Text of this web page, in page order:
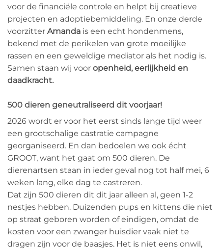
voor de financiële controle en helpt bij creatieve
projecten en adoptiebemiddeling. En onze derde
voorzitter Amanda is een echt hondenmens,
bekend met de perikelen van grote moeilijke
rassen en een geweldige mediator als het nodig is.
Samen staan wij voor openheid, eerlijkheid en
daadkracht.
500 dieren geneutraliseerd dit voorjaar!
2026 wordt er voor het eerst sinds lange tijd weer
een grootschalige castratie campagne
georganiseerd. En dan bedoelen we ook écht
GROOT, want het gaat om 500 dieren. De
dierenartsen staan in ieder geval nog tot half mei, 6
weken lang, elke dag te castreren.
Dat zijn 500 dieren dit dit jaar alleen al, geen 1-2
nestjes hebben. Duizenden pups en kittens die niet
op straat geboren worden of eindigen, omdat de
kosten voor een zwanger huisdier vaak niet te
dragen zijn voor de baasjes. Het is niet eens onwil,